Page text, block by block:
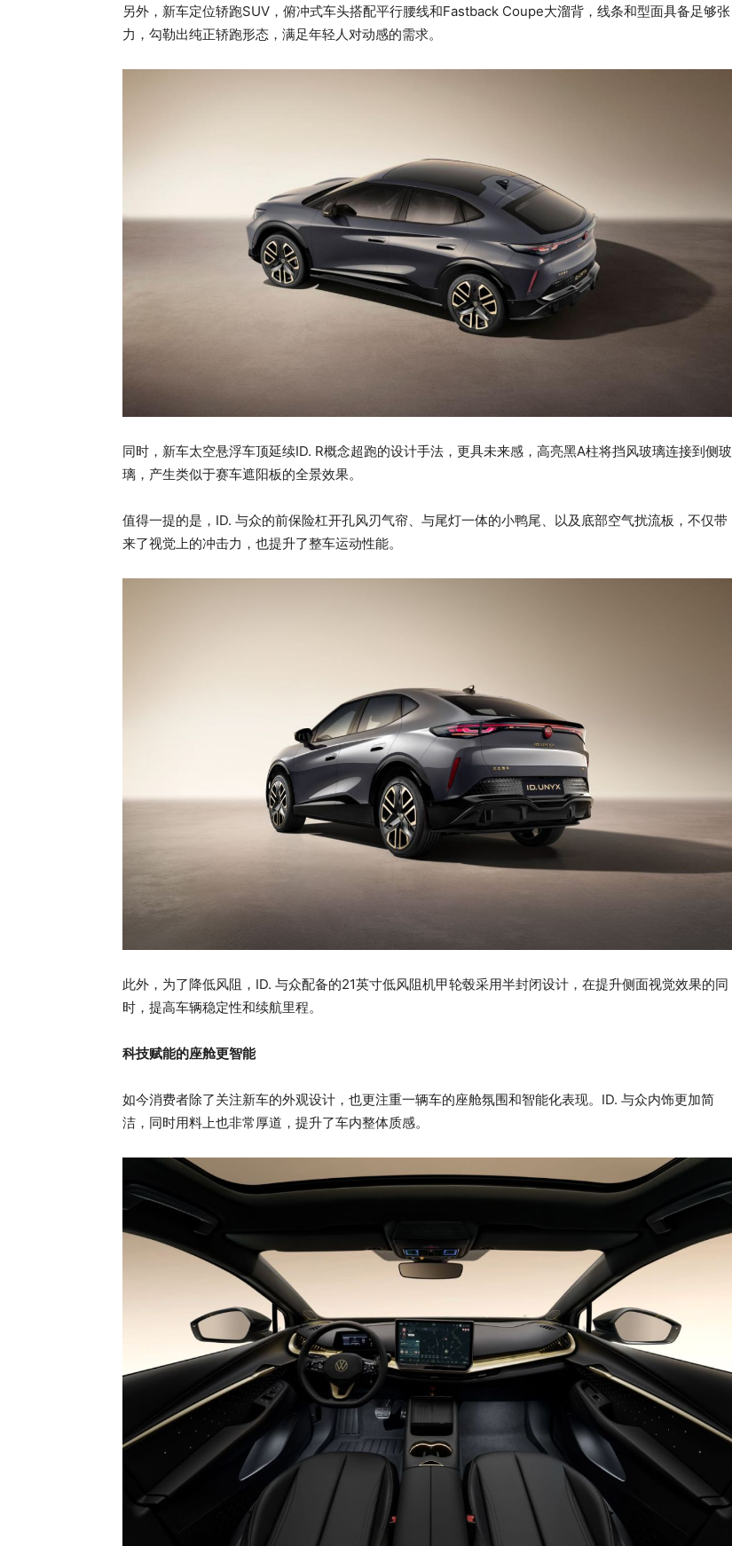
另外，新车定位轿跑SUV，俯冲式车头搭配平行腰线和Fastback Coupe大溜背，线条和型面具备足够张
力，勾勒出纯正轿跑形态，满足年轻人对动感的需求。
同时，新车太空悬浮车顶延续ID. R概念超跑的设计手法，更具未来感，高亮黑A柱将挡风玻璃连接到侧玻
璃，产生类似于赛车遮阳板的全景效果。
值得一提的是，ID. 与众的前保险杠开孔风刃气帘、与尾灯一体的小鸭尾、以及底部空气扰流板，不仅带
来了视觉上的冲击力，也提升了整车运动性能。
此外，为了降低风阻，ID. 与众配备的21英寸低风阻机甲轮毂采用半封闭设计，在提升侧面视觉效果的同
时，提高车辆稳定性和续航里程。
科技赋能的座舱更智能
如今消费者除了关注新车的外观设计，也更注重一辆车的座舱氛围和智能化表现。ID. 与众内饰更加简
洁，同时用料上也非常厚道，提升了车内整体质感。